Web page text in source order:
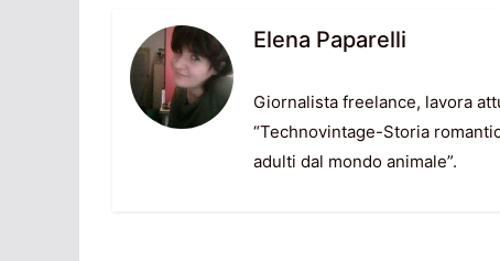
Elena Paparelli
Giornalista freelance, lavora
“Technovintage-Storia
adulti dal mondo animale”.